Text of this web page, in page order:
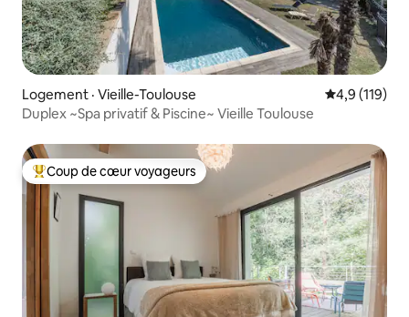
Logement · Vieille-Toulouse Note
4,9 (119)
Duplex ~Spa privatif & Piscine~ Vieille Toulouse
Coup de cœur voyageurs parmi les plus aimés
Coup de cœur voyageurs